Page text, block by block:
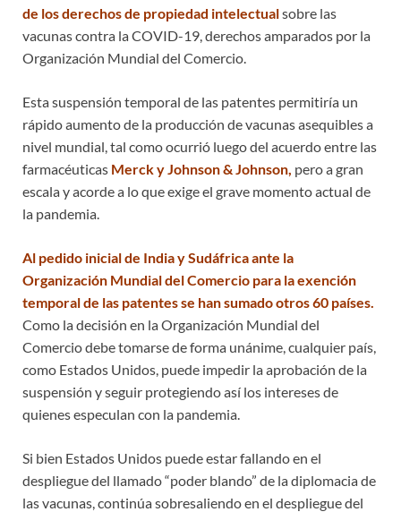
de los derechos de propiedad intelectualsobre las
vacunas contra la COVID-19, derechos amparados por la
Organización Mundial del Comercio.
Esta suspensión temporal de las patentes permitiría un
rápido aumento de la producción de vacunas asequibles a
nivel mundial, tal como ocurrió luego del acuerdo entre las
farmacéuticas Merck y Johnson & Johnson, pero a gran
escala y acorde a lo que exige el grave momento actual de
la pandemia.
Al pedido inicial de India y Sudáfrica ante la
Organización Mundial del Comercio para la exención
temporal de las patentes se han sumado otros 60 países.
Como la decisión en la Organización Mundial del
Comercio debe tomarse de forma unánime, cualquier país,
como Estados Unidos, puede impedir la aprobación de la
suspensión y seguir protegiendo así los intereses de
quienes especulan con la pandemia.
Si bien Estados Unidos puede estar fallando en el
despliegue del llamado “poder blando” de la diplomacia de
las vacunas, continúa sobresaliendo en el despliegue del